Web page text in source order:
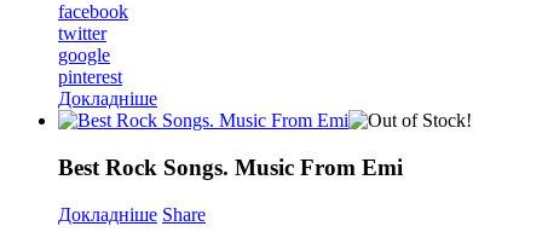
facebook
twitter
google
pinterest
Докладніше
Best Rock Songs. Music From Emi
Докладніше Share